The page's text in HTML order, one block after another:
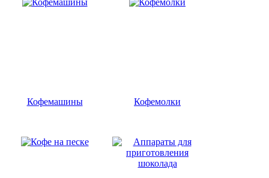
Кофемашины Кофемолки